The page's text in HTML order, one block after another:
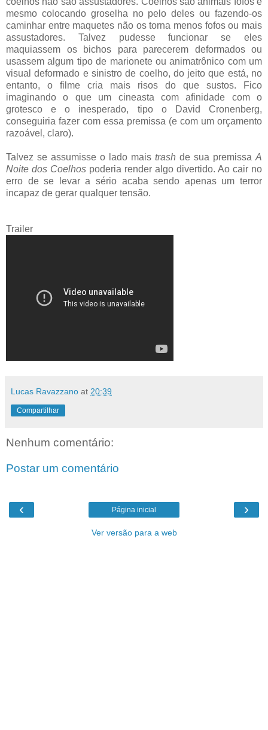
mesmo colocando groselha no pelo deles ou fazendo-os
caminhar entre maquetes não os torna menos fofos ou mais
assustadores. Talvez pudesse funcionar se eles
maquiassem os bichos para parecerem deformados ou
usassem algum tipo de marionete ou animatrônico com um
visual deformado e sinistro de coelho, do jeito que está, no
entanto, o filme cria mais risos do que sustos. Fico
imaginando o que um cineasta com afinidade com o
grotesco e o inesperado, tipo o David Cronenberg,
conseguiria fazer com essa premissa (e com um orçamento
razoável, claro).
Talvez se assumisse o lado mais trash de sua premissa A
Noite dos Coelhos poderia render algo divertido. Ao cair no
erro de se levar a sério acaba sendo apenas um terror
incapaz de gerar qualquer tensão.
Trailer
Lucas Ravazzano at 20:39
Compartilhar
Nenhum comentário:
Postar um comentário
‹ ›
Página inicial
Ver versão para a web